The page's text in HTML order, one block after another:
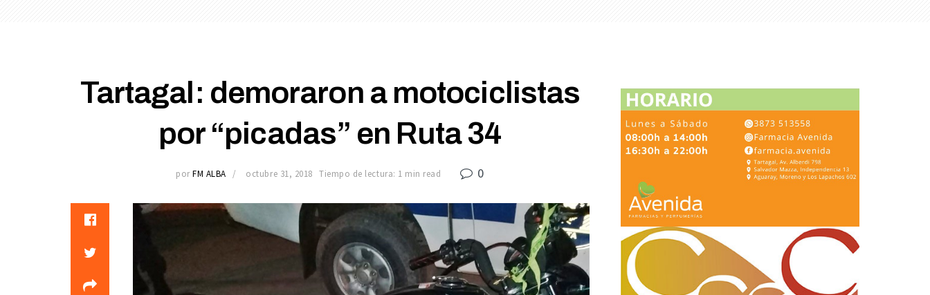
Tartagal: demoraron a motociclistas
por “picadas” en Ruta 34
por FM ALBA octubre 31, 2018 Tiempo de lectura: 1 min read 0